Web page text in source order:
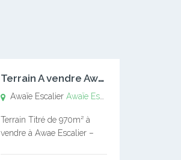
T
errain A vendre Awaïe Escalier
Awaïe EscalierAwaïe Escalier
Terrain Titré de 970m² à
vendre à Awae Escalier –